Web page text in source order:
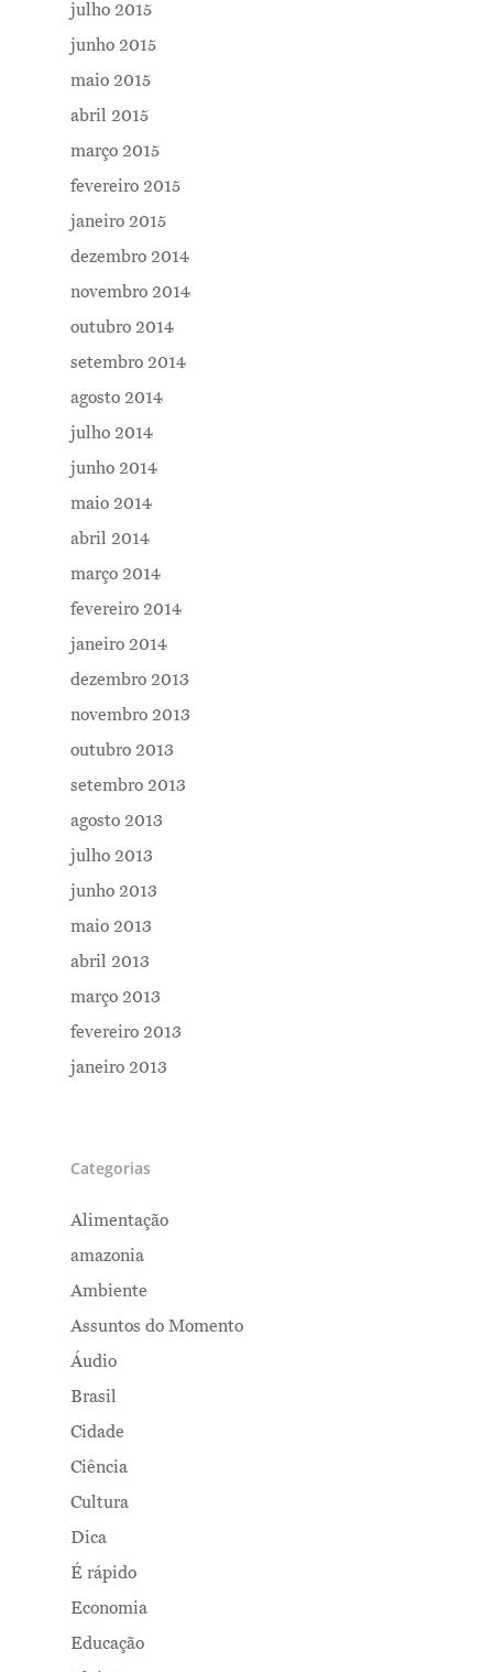
julho 2015
junho 2015
maio 2015
abril 2015
março 2015
fevereiro 2015
janeiro 2015
dezembro 2014
novembro 2014
outubro 2014
setembro 2014
agosto 2014
julho 2014
junho 2014
maio 2014
abril 2014
março 2014
fevereiro 2014
janeiro 2014
dezembro 2013
novembro 2013
outubro 2013
setembro 2013
agosto 2013
julho 2013
junho 2013
maio 2013
abril 2013
março 2013
fevereiro 2013
janeiro 2013
Categorias
Alimentação
amazonia
Ambiente
Assuntos do Momento
Áudio
Brasil
Cidade
Ciência
Cultura
Dica
É rápido
Economia
Educação